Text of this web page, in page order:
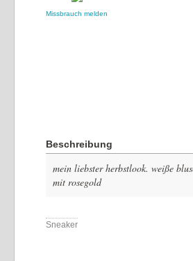
Missbrauch melden
Beschreibung
mein liebster herbstlook. weiße
mit rosegold
Sneaker